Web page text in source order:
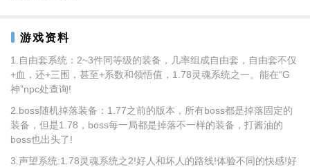
游戏资料
1.自由套系统：2~3件同等级的装备，几率组成自由套，自由套不仅
+血，还+三围，甚至+系数和领悟值，1.78灵魂系统之一。能在“G
神”npc处查询!
2.boss随机掉落装备：1.77之前的版本，所有boss都是掉落固定的
装备，但是1.78，boss每一局都是掉落不一样的装备，打酱油的
boss也出头了!
3.声望系统:1.78灵魂系统之2!好人和坏人的路线!体验不同的快感!好